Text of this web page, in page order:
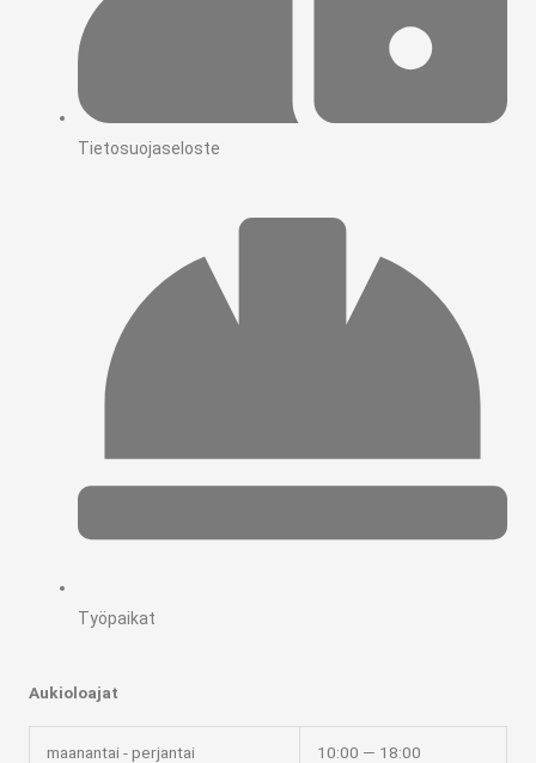
Tietosuojaseloste
Työpaikat
Aukioloajat
maanantai - perjantai 10:00 — 18:00